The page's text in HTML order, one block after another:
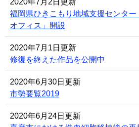
2020年7月2日更新
福岡県ひきこもり地域支援センター
オフィス」開設
2020年7月1日更新
修復を終えた作品を公開中
2020年6月30日更新
市勢要覧2019
2020年6月24日更新